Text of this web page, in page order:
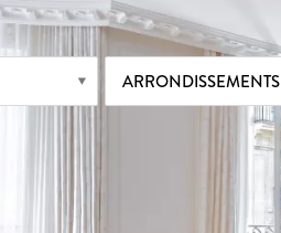
ARRONDISSEMENTS